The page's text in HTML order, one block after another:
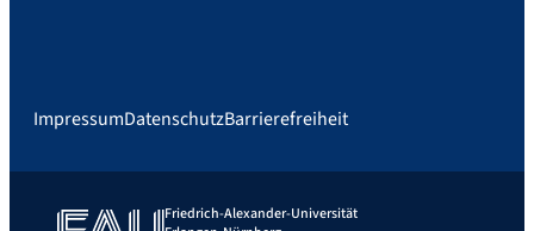
ImpressumDatenschutzBarrierefreiheit
Friedrich-Alexander-Universität